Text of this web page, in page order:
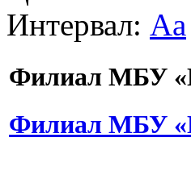
Интервал: Aa
Филиал МБУ
Филиал МБУ